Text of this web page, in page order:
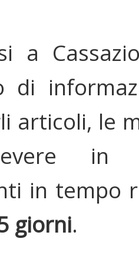
a
di
articoli, le
in
in tempo
giorni.